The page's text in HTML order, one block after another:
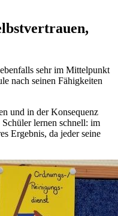
sehr im Mittelpunkt
nach seinen Fähigkeiten
und in der Konsequenz
lernen schnell: im
Ergebnis, da jeder seine